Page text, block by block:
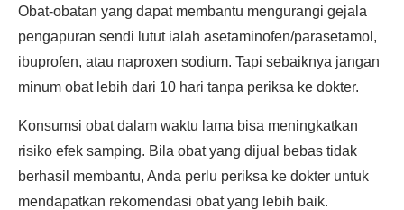
Obat-obatan yang dapat membantu mengurangi gejala
pengapuran sendi lutut ialah asetaminofen/parasetamol,
ibuprofen, atau naproxen sodium. Tapi sebaiknya jangan
minum obat lebih dari 10 hari tanpa periksa ke dokter.
Konsumsi obat dalam waktu lama bisa meningkatkan
risiko efek samping. Bila obat yang dijual bebas tidak
berhasil membantu, Anda perlu periksa ke dokter untuk
mendapatkan rekomendasi obat yang lebih baik.